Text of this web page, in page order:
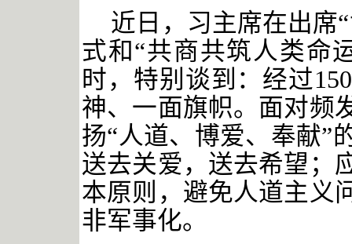
近日，习主席在出席
式和“共商共筑人类命
时，特别谈到：经过
神、一面旗帜。面对频
扬“人道、博爱、奉献”
送去关爱，送去希望；
本原则，避免人道主义
非军事化。